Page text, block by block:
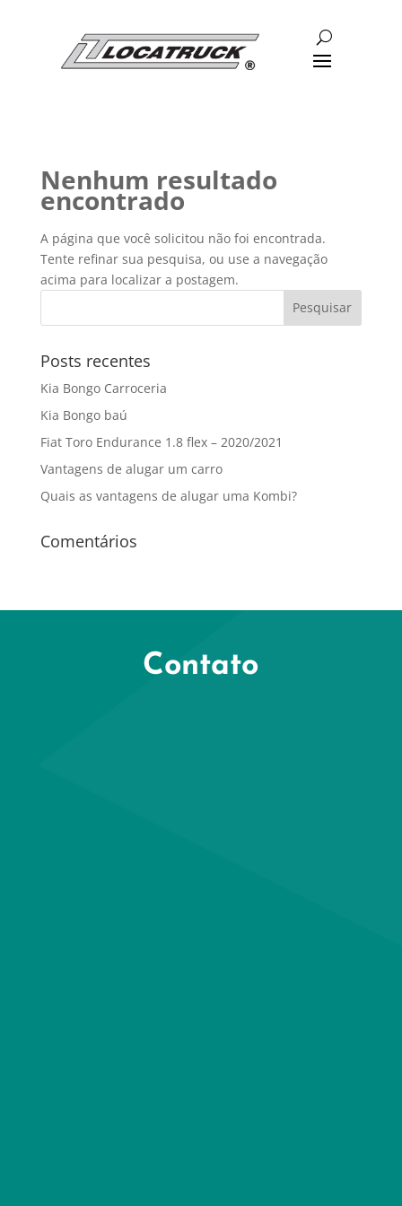
Nenhum resultado
encontrado
A página que você solicitou não foi encontrada.
Tente refinar sua pesquisa, ou use a navegação
acima para localizar a postagem.
Posts recentes
Kia Bongo Carroceria
Kia Bongo baú
Fiat Toro Endurance 1.8 flex – 2020/2021
Vantagens de alugar um carro
Quais as vantagens de alugar uma Kombi?
Comentários
Contato